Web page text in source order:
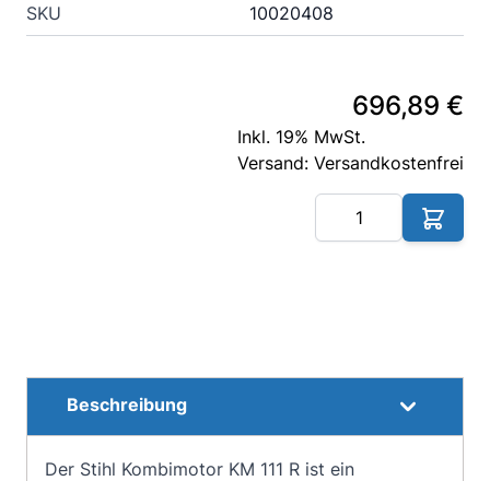
SKU 10020408
696,89 €
Inkl. 19% MwSt.
Versand: Versandkostenfrei
Beschreibung
Der Stihl Kombimotor KM 111 R ist ein